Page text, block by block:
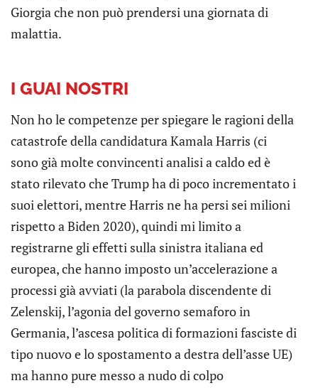
Giorgia che non può prendersi una giornata di
malattia.
I GUAI NOSTRI
Non ho le competenze per spiegare le ragioni della
catastrofe della candidatura Kamala Harris (ci
sono già molte convincenti analisi a caldo ed è
stato rilevato che Trump ha di poco incrementato i
suoi elettori, mentre Harris ne ha persi sei milioni
rispetto a Biden 2020), quindi mi limito a
registrarne gli effetti sulla sinistra italiana ed
europea, che hanno imposto un’accelerazione a
processi già avviati (la parabola discendente di
Zelenskij, l’agonia del governo semaforo in
Germania, l’ascesa politica di formazioni fasciste di
tipo nuovo e lo spostamento a destra dell’asse UE)
ma hanno pure messo a nudo di colpo